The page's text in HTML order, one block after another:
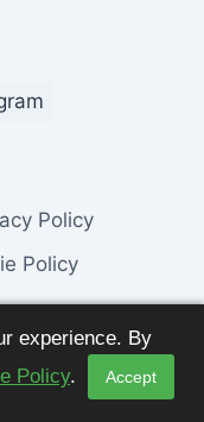
experience. By
Policy. Accept
Policy
Policy
All Rights